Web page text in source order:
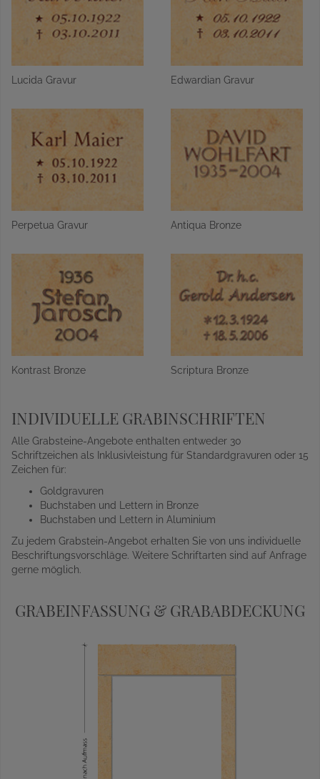
Lucida Gravur Edwardian Gravur
Perpetua Gravur Antiqua Bronze
Kontrast Bronze Scriptura Bronze
INDIVIDUELLE GRABINSCHRIFTEN
Alle Grabsteine-Angebote enthalten entweder 30
Schriftzeichen als Inklusivleistung für Standardgravuren oder 15
Zeichen für:
Goldgravuren
Buchstaben und Lettern in Bronze
Buchstaben und Lettern in Aluminium
Zu jedem Grabstein-Angebot erhalten Sie von uns individuelle
Beschriftungsvorschläge. Weitere Schriftarten sind auf Anfrage
gerne möglich.
GRABEINFASSUNG & GRABABDECKUNG